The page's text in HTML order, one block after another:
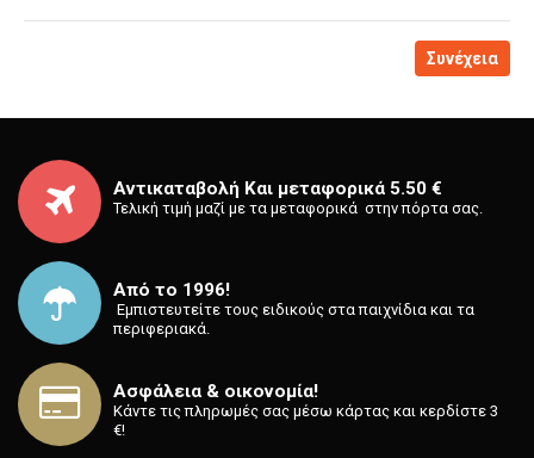
Συνέχεια
Αντικαταβολή Και μεταφορικά 5.50 €
Τελική τιμή μαζί με τα μεταφορικά στην πόρτα σας.
Από το 1996!
⁡ Εμπιστευτείτε τους ειδικούς στα παιχνίδια και τα
περιφεριακά.
Ασφάλεια & οικονομία!
Κάντε τις πληρωμές σας μέσω κάρτας και κερδίστε 3
€!